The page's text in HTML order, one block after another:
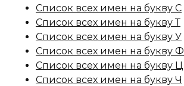
Список всех имен на букву С
Список всех имен на букву Т
Список всех имен на букву У
Список всех имен на букву Ф
Список всех имен на букву Ц
Список всех имен на букву Ч